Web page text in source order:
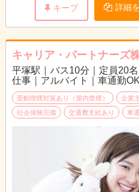
＊『異年齢保育』（3～5歳児）
り 合いによって互いに違いを認
い」の保育を目指しています。
業務の範囲：変更なし
転勤の可能性：あり（長津田み
育園）
※雇用期間の定めなし
キープ 詳細
キャリア・パートナーズ
平塚駅｜バス10分｜定員20
仕事｜アルバイト｜車通勤OK
受動喫煙対策あり（屋内禁煙） 企業
社会保険完備
交通費支給あり 車